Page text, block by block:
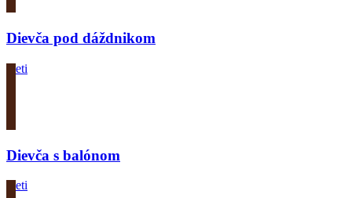
Dievča pod dáždnikom
Deti
Dievča s balónom
Deti